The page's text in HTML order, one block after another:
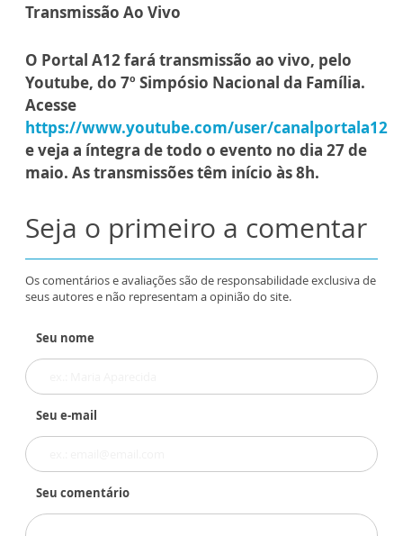
Transmissão Ao Vivo
O Portal A12 fará transmissão ao vivo, pelo
Youtube, do 7º Simpósio Nacional da Família.
Acesse
https://www.youtube.com/user/canalportala12
e veja a íntegra de todo o evento no dia 27 de
maio. As transmissões têm início às 8h.
Seja o primeiro a comentar
Os comentários e avaliações são de responsabilidade exclusiva de
seus autores e não representam a opinião do site.
Seu nome
Seu e-mail
Seu comentário